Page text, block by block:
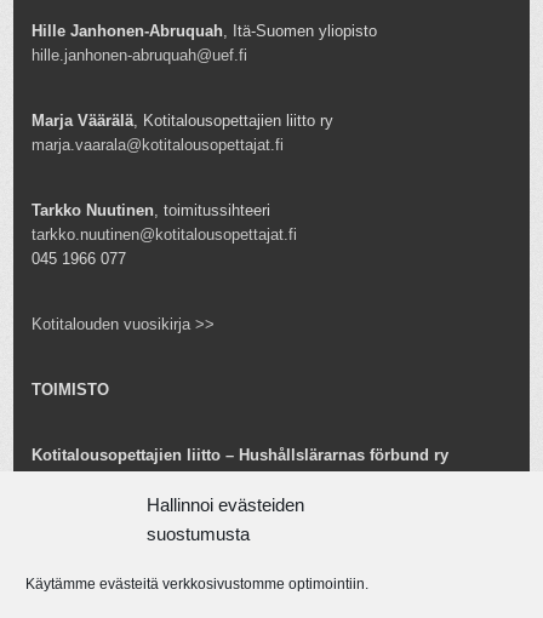
Hallinnoi evästeiden
suostumusta
Käytämme evästeitä verkkosivustomme optimointiin.
Hille Janhonen-Abruquah , Itä-Suomen yliopisto
hille.janhonen-abruquah@uef.fi
Marja Väärälä , Kotitalousopettajien liitto ry
marja.vaarala@kotitalousopettajat.fi
Tarkko Nuutinen , toimitussihteeri
tarkko.nuutinen@kotitalousopettajat.fi
045 1966 077
Kotitalouden vuosikirja >>
TOIMISTO
Kotitalousopettajien liitto – Hushållslärarnas förbund ry
toimisto@kotitalousopettajat.fi
Tarkko Nuutinen